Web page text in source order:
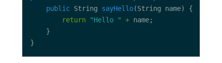
public String sayHello
return
"Hello " +